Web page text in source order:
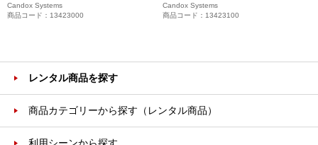
Candox Systems
商品コード：13423000
Candox Systems
商品コード：13423100
レンタル商品を探す
商品カテゴリーから探す（レンタル商品）